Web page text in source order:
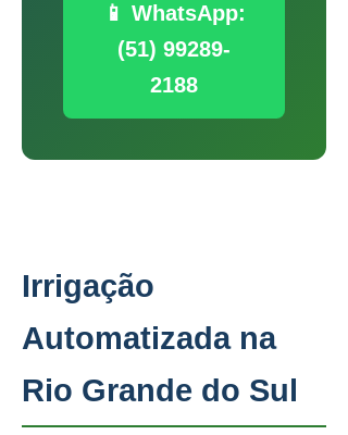
📱 WhatsApp:
(51) 99289-
2188
Irrigação
Automatizada na
Rio Grande do Sul